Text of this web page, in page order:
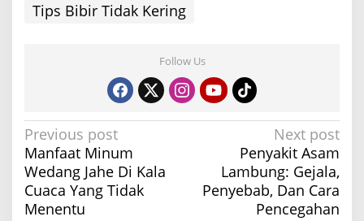
Tips Bibir Tidak Kering
Follow Us
P
o
s
t
Previous post
Manfaat Minum
Wedang Jahe Di Kala
Cuaca Yang Tidak
Menentu
Next post
Penyakit Asam
Lambung: Gejala,
Penyebab, Dan Cara
Pencegahan